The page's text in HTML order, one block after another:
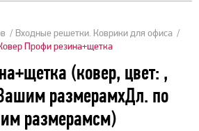
Входные решетки. Коврики для офиса
Профи резина+щетка
(ковер, цвет: ,
размерамхДл. по
размерамсм)